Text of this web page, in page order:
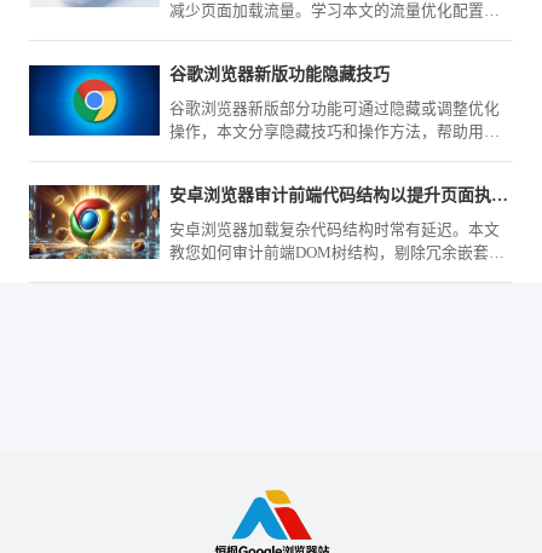
减少页面加载流量。学习本文的流量优化配置指
谷歌浏览器新版功能隐藏技巧
谷歌浏览器新版部分功能可通过隐藏或调整优化
操作，本文分享隐藏技巧和操作方法，帮助用户
安卓浏览器审计前端代码结构以提升页面执行速度方案
安卓浏览器加载复杂代码结构时常有延迟。本文
教您如何审计前端DOM树结构，剔除冗余嵌套，